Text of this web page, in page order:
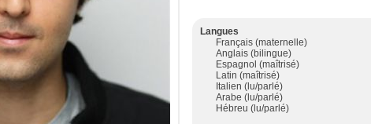
Langues
Français (maternelle)
Anglais (bilingue)
Espagnol (maîtrisé)
Latin (maîtrisé)
Italien (lu/parlé)
Arabe (lu/parlé)
Hébreu (lu/parlé)